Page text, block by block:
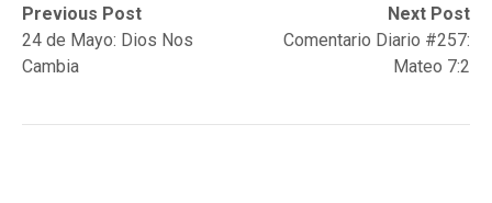
Post
navigation
Previous Post
Previous
post:24 de Mayo: Dios Nos
Cambia
Next Post
Next
post:
Comentario Diario #257:
Mateo 7:2